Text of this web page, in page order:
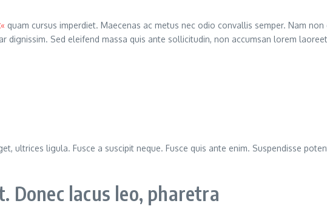
« quam cursus imperdiet. Maecenas ac metus nec odio convallis semper. Nam
dignissim. Sed eleifend massa quis ante sollicitudin, non accumsan lorem
ultrices ligula. Fusce a suscipit neque. Fusce quis ante enim. Suspendisse
Donec lacus leo, pharetra